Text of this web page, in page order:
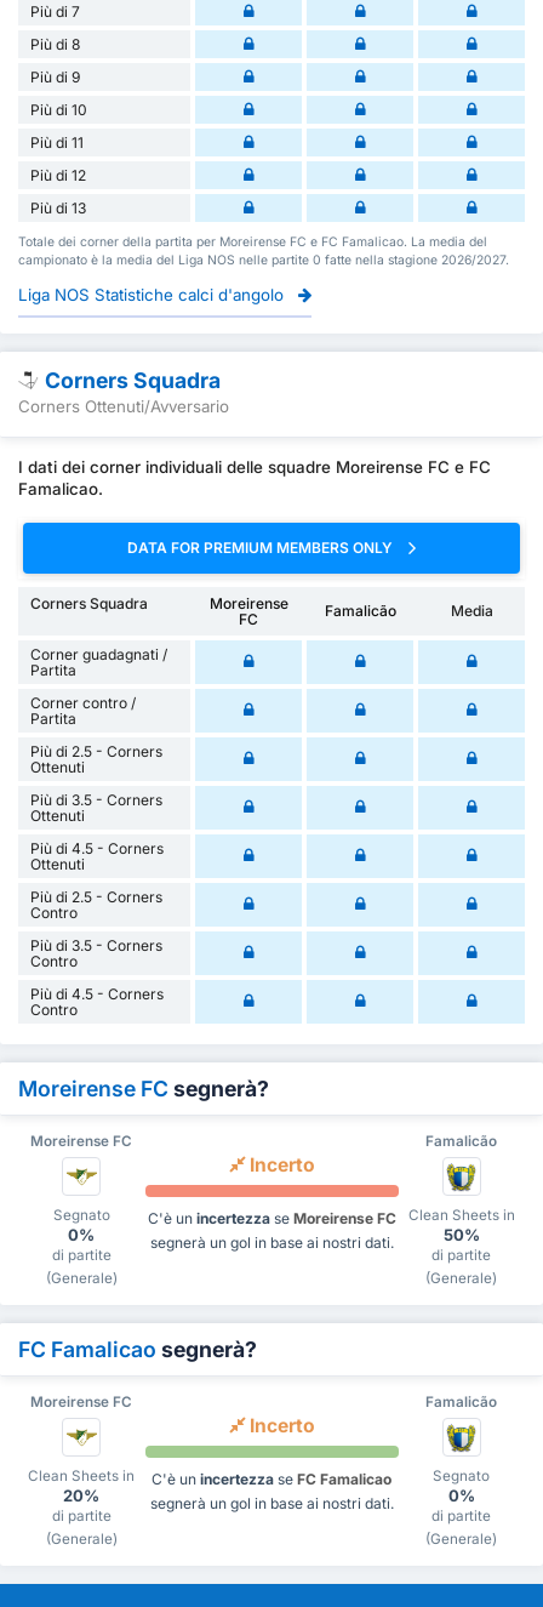
Più di 7
Più di 8
Più di 9
Più di 10
Più di 11
Più di 12
Più di 13
Totale dei corner della partita per Moreirense FC e FC Famalicao. La media del
campionato è la media del Liga NOS nelle partite 0 fatte nella stagione 2026/2027.
Liga NOS Statistiche calci d'angolo
Corners Squadra
Corners Ottenuti/Avversario
I dati dei corner individuali delle squadre Moreirense FC e FC
Famalicao.
DATA FOR PREMIUM MEMBERS ONLY
Corners Squadra
Moreirense
FC
Famalicão Media
Corner guadagnati /
Partita
Corner contro /
Partita
Più di 2.5 - Corners
Ottenuti
Più di 3.5 - Corners
Ottenuti
Più di 4.5 - Corners
Ottenuti
Più di 2.5 - Corners
Contro
Più di 3.5 - Corners
Contro
Più di 4.5 - Corners
Contro
Moreirense FC segnerà?
Moreirense FC Famalicão
Segnato
0%
di partite
(Generale)
Incerto
C'è un incertezzase Moreirense FC
segnerà un gol in base ai nostri dati.
Clean Sheets in
50%
di partite
(Generale)
FC Famalicao segnerà?
Moreirense FC Famalicão
Clean Sheets in
20%
di partite
(Generale)
Incerto
C'è un incertezza se FC Famalicao
segnerà un gol in base ai nostri dati.
Segnato
0%
di partite
(Generale)